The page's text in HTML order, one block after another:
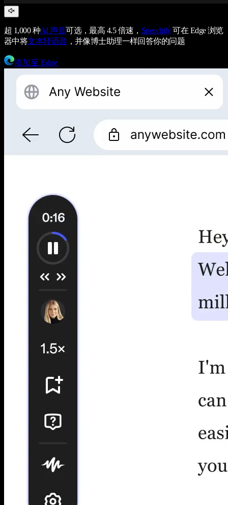
超 1,000 种AI 声音可选，最高 4.5 倍速， Speechify可在 Edge 浏览
器中将文本转语音，并像博士助理一样回答你的问题
添加至 Edge